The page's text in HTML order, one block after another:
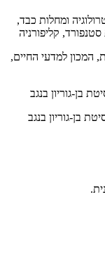
ומחלות כבד,
קליפורניה
המכון למדעי החיים,